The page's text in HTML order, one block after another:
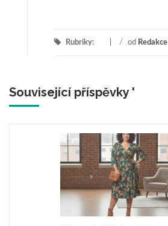
Rubriky: / od Redakce
Související příspěvky '